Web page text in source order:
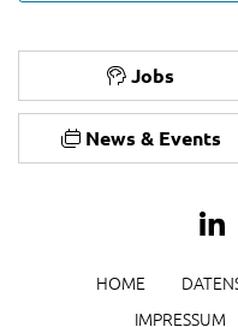
Jobs
News & Events
HOME
IMPRESSUM